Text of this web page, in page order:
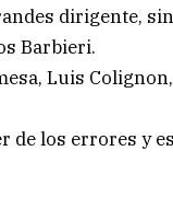
dirigente,
Barbieri.
Luis
de los errores y